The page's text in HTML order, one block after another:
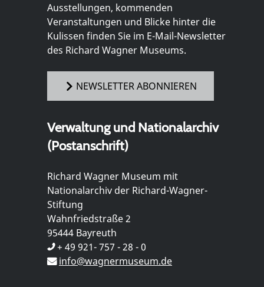
Ausstellungen, kommenden
Veranstaltungen und Blicke hinter die
Kulissen finden Sie im E-Mail-Newsletter
des Richard Wagner Museums.
NEWSLETTER ABONNIEREN
Verwaltung und Nationalarchiv
(Postanschrift)
Richard Wagner Museum mit
Nationalarchiv der Richard-Wagner-
Stiftung
Wahnfriedstraße 2
95444 Bayreuth
+ 49 921- 757 - 28 - 0
info@wagnermuseum.de